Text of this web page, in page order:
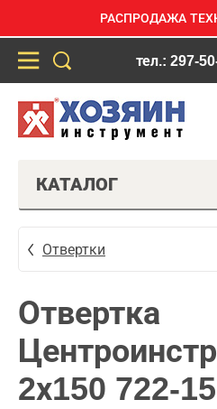
РАСПРОДАЖА
тел.: 297-
КАТАЛОГ
Отвертки
Отвертка
2х150 722-